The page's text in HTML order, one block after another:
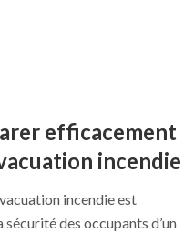
efficacement
incendie
incendie est
des occupants d’un